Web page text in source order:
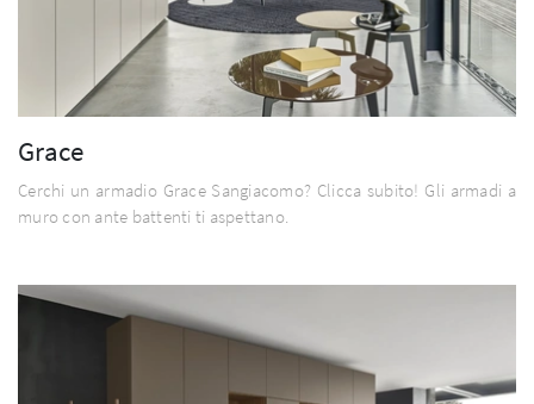
Grace
Cerchi un armadio Grace Sangiacomo? Clicca subito! Gli armadi a
muro con ante battenti ti aspettano.